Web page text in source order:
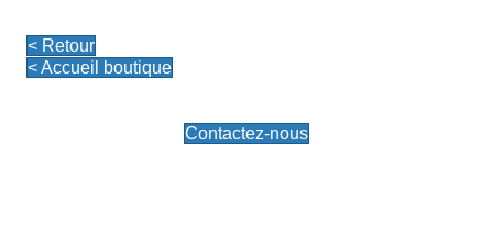
Istanbul
-
< Retour
< Accueil boutique
Contactez-nous